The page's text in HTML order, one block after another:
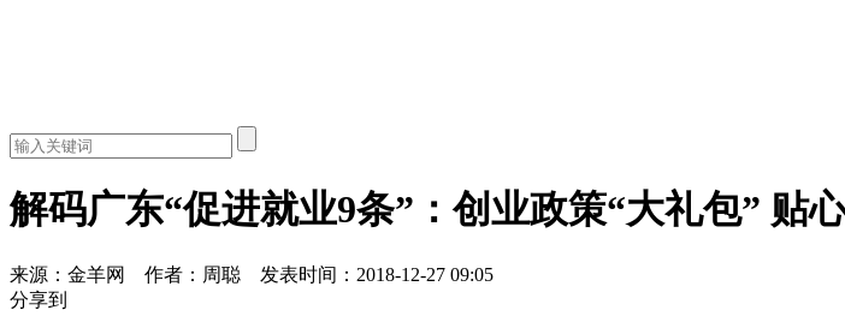
解码广东“促进就业9条”：创业政策“大礼包” 贴
来源：金羊网 作者：周聪
发表时间：2018-12-27 09:05
分享到